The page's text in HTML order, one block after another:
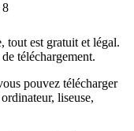
8
tout est gratuit et légal.
téléchargement.
pouvez télécharger
liseuse,